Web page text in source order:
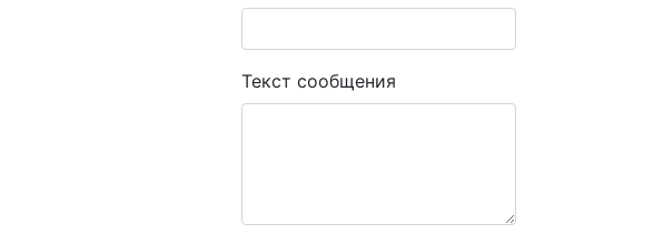
Текст сообщения